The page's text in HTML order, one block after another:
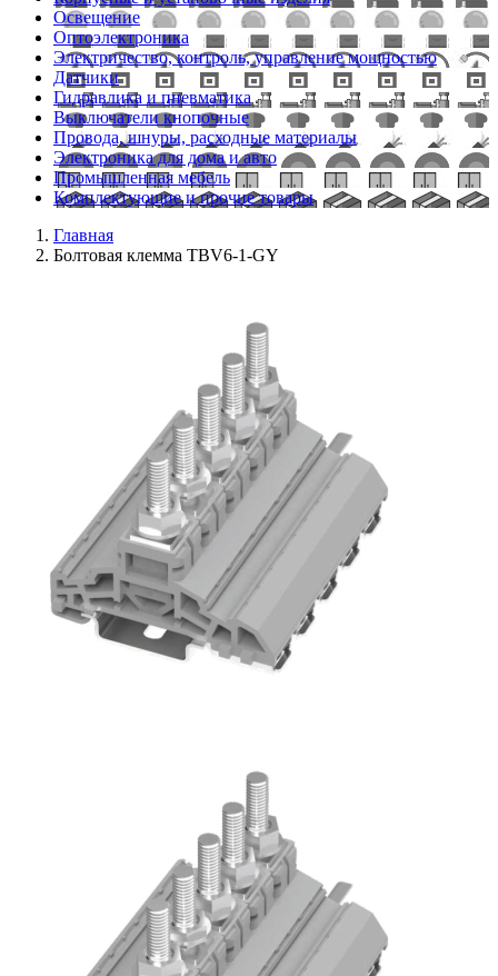
Освещение
Оптоэлектроника
Электричество, контроль, управление мощностью
Датчики
Гидравлика и пневматика
Выключатели кнопочные
Провода, шнуры, расходные материалы
Электроника для дома и авто
Промышленная мебель
Комплектующие и прочие товары
Главная
Болтовая клемма TBV6-1-GY